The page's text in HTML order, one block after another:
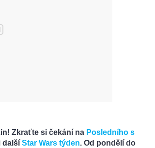
Zkraťte si čekání na Posledního s
další Star Wars týden. Od pondělí do